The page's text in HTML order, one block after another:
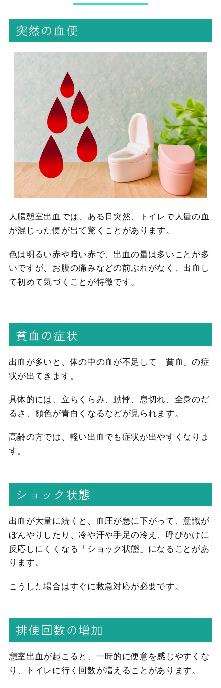
突然の血便
大腸憩室出血では、ある日突然、トイレで大量の血
が混じった便が出て驚くことがあります。
色は明るい赤や暗い赤で、出血の量は多いことが多
いですが、お腹の痛みなどの前ぶれがなく、出血し
て初めて気づくことが特徴です。
貧血の症状
出血が多いと、体の中の血が不足して「貧血」の症
状が出てきます。
具体的には、立ちくらみ、動悸、息切れ、全身のだ
るさ、顔色が青白くなるなどが見られます。
高齢の方では、軽い出血でも症状が出やすくなりま
す。
ショック状態
出血が大量に続くと、血圧が急に下がって、意識が
ぼんやりしたり、冷や汗や手足の冷え、呼びかけに
反応しにくくなる「ショック状態」になることがあ
ります。
こうした場合はすぐに救急対応が必要です。
排便回数の増加
憩室出血が起こると、一時的に便意を感じやすくな
り、トイレに行く回数が増えることがあります。